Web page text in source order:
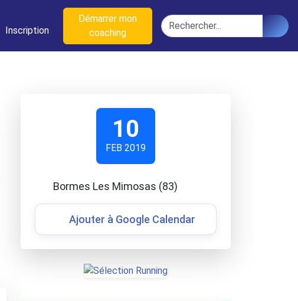
Inscription
Démarrer mon
coaching
Rechercher
10
FEB 2019
Bormes Les Mimosas (83)
Ajouter à Google Calendar